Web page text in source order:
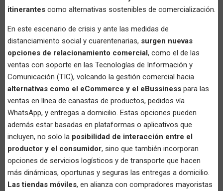
itinerantes como alternativas sostenibles de comercialización.
En este escenario de crisis y ante las medidas de
distanciamiento social y cuarentenarias, surgen nuevas
opciones de relacionamiento comercial, como el de las
ventas con soporte en las Tecnologías de Información y
Comunicación (TIC), volcando la gestión comercial hacia
alternativas como el eCommerce y el eBussiness para las
ventas en línea de canastas de productos, pedidos vía
WhatsApp, y entregas a domicilio. Estas opciones pueden
además estar basadas en plataformas o aplicativos que
incluyen, no solo la posibilidad de interacción entre el
productor y el consumidor, sino que también incorporan
opciones de servicios logísticos y de transporte que hacen
más dinámicas, oportunas y seguras las entregas a domicilio.
Las tiendas móviles, en alianza con compradores mayoristas